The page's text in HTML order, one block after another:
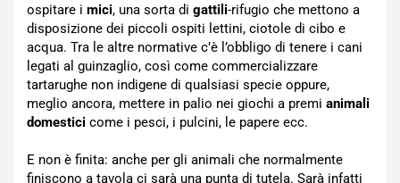
ospitare i mici, una sorta di gattili-rifugio che mettono a
disposizione dei piccoli ospiti lettini, ciotole di cibo e
acqua. Tra le altre normative c’è l’obbligo di tenere i cani
legati al guinzaglio, così come commercializzare
tartarughe non indigene di qualsiasi specie oppure,
meglio ancora, mettere in palio nei giochi a premi animali
domestici come i pesci, i pulcini, le papere ecc.
E non è finita: anche per gli animali che normalmente
finiscono a tavola ci sarà una punta di tutela. Sarà infatti